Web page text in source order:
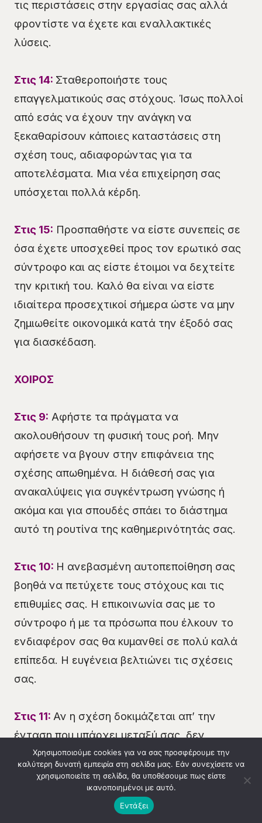
τις περιστάσεις στην εργασίας σας αλλά
φροντίστε να έχετε και εναλλακτικές
λύσεις.
Στις 14: Σταθεροποιήστε τους
επαγγελματικούς σας στόχους. Ίσως πολλοί
από εσάς να έχουν την ανάγκη να
ξεκαθαρίσουν κάποιες καταστάσεις στη
σχέση τους, αδιαφορώντας για τα
αποτελέσματα. Μια νέα επιχείρηση σας
υπόσχεται πολλά κέρδη.
Στις 15: Προσπαθήστε να είστε συνεπείς σε
όσα έχετε υποσχεθεί προς τον ερωτικό σας
σύντροφο και ας είστε έτοιμοι να δεχτείτε
την κριτική του. Καλό θα είναι να είστε
ιδιαίτερα προσεχτικοί σήμερα ώστε να μην
ζημιωθείτε οικονομικά κατά την έξοδό σας
για διασκέδαση.
ΧΟΙΡΟΣ
Στις 9: Αφήστε τα πράγματα να
ακολουθήσουν τη φυσική τους ροή. Μην
αφήσετε να βγουν στην επιφάνεια της
σχέσης απωθημένα. Η διάθεσή σας για
ανακαλύψεις για συγκέντρωση γνώσης ή
ακόμα και για σπουδές σπάει το διάστημα
αυτό τη ρουτίνα της καθημερινότητάς σας.
Στις 10: Η ανεβασμένη αυτοπεποίθηση σας
βοηθά να πετύχετε τους στόχους και τις
επιθυμίες σας. Η επικοινωνία σας με το
σύντροφο ή με τα πρόσωπα που έλκουν το
ενδιαφέρον σας θα κυμανθεί σε πολύ καλά
επίπεδα. Η ευγένεια βελτιώνει τις σχέσεις
σας.
Στις 11: Αν η σχέση δοκιμάζεται απ’ την
ένταση που υπάρχει μεταξύ σας, δεν
αποκλείεται να είναι η αρχή της διαδικασίας
του ξεκαθαρίσματος. Φανείτε προσεχτικοί
στις σχέσεις σας με συναδέλφους και
Κλήση 14990
Χρησιμοποιούμε cookies για να σας προσφέρουμε την
καλύτερη δυνατή εμπειρία στη σελίδα μας. Εάν συνεχίσετε να
χρησιμοποιείτε τη σελίδα, θα υποθέσουμε πως είστε
ικανοποιημένοι με αυτό.
Εντάξει